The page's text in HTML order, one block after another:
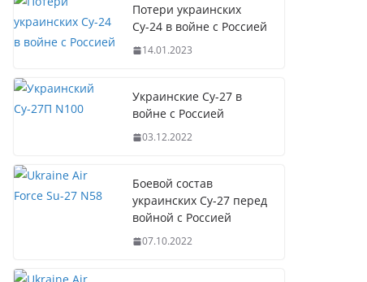
Потери украинских
Су-24 в войне с Россией
14.01.2023
Украинские Су-27 в
войне с Россией
03.12.2022
Боевой состав
украинских Су-27 перед
войной с Россией
07.10.2022